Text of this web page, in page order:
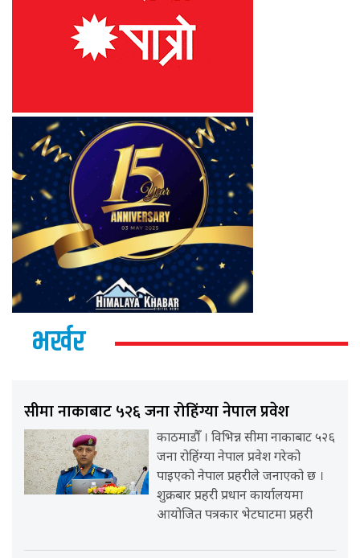
भर्खर
सीमा नाकाबाट ५२६ जना रोहिंग्या नेपाल प्रवेश
काठमाडौँ । विभिन्न सीमा नाकाबाट ५२६
जना रोहिंग्या नेपाल प्रवेश गरेको
पाइएको नेपाल प्रहरीले जनाएको छ ।
शुक्रबार प्रहरी प्रधान कार्यालयमा
आयोजित पत्रकार भेटघाटमा प्रहरी